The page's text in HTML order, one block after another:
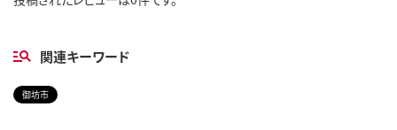
関連キーワード
御坊市